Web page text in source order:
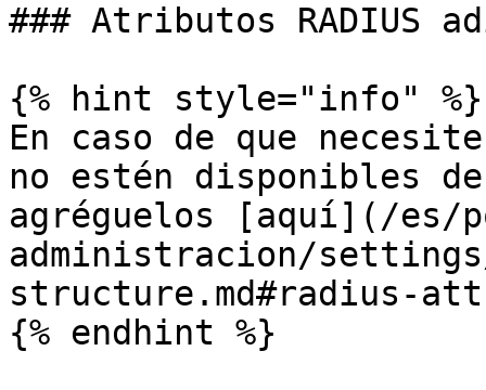
### Atributos RADIUS
{% hint style="info" %}
En caso de que
no estén disponibles
agréguelos [aquí](/es/
administracion/
structure.md#radius-
{% endhint %}